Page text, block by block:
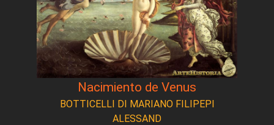
Nacimiento de Venus
BOTTICELLI DI MARIANO FILIPEPI
ALESSAND